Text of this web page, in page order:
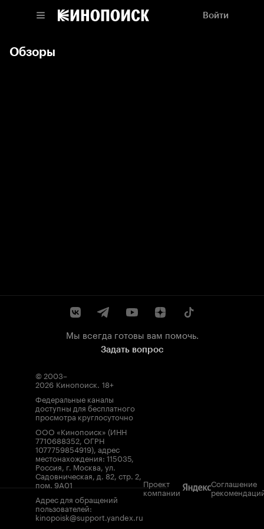
Войти
Обзоры
Мы всегда готовы вам помочь.
Задать вопрос
© 2003–
2026 Кинопоиск. 18+
Федеральные каналы
доступны для бесплатного
просмотра круглосуточно
ООО «Кинопоиск» (ИНН
7710688352, ОГРН
1077759854919), адрес
местонахождения: 115035,
Россия, г. Москва, ул.
Садовническая, д. 82, стр. 2,
пом. 9А01
Адрес для обращений
пользователей:
kinopoisk@support.yandex.ru
Проект
компании
Соглашение